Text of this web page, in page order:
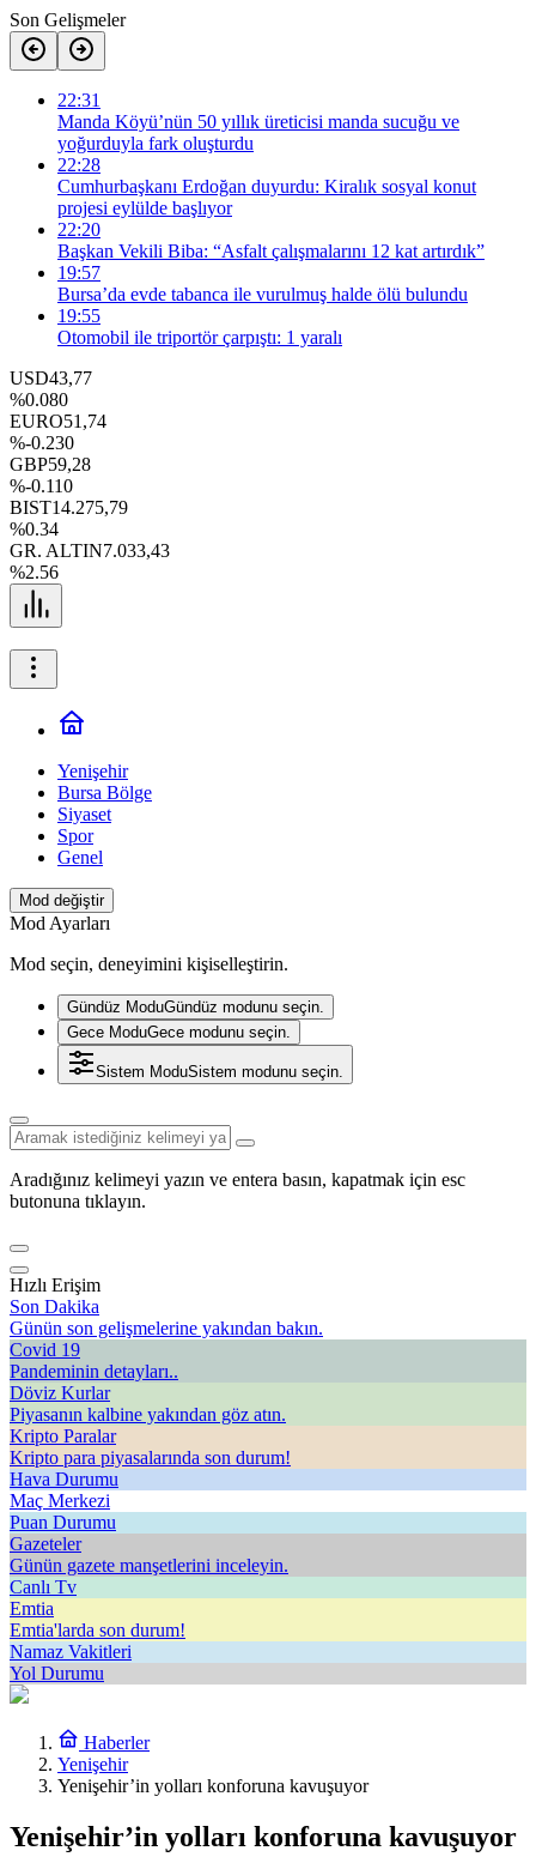
Son Gelişmeler
22:31
Manda Köyü’nün 50 yıllık üreticisi manda sucuğu ve
yoğurduyla fark oluşturdu
22:28
Cumhurbaşkanı Erdoğan duyurdu: Kiralık sosyal konut
projesi eylülde başlıyor
22:20
Başkan Vekili Biba: “Asfalt çalışmalarını 12 kat artırdık”
19:57
Bursa’da evde tabanca ile vurulmuş halde ölü bulundu
19:55
Otomobil ile triportör çarpıştı: 1 yaralı
USD43,77
%0.080
EURO51,74
%-0.230
GBP59,28
%-0.110
BIST14.275,79
%0.34
GR. ALTIN7.033,43
%2.56
Yenişehir
Bursa Bölge
Siyaset
Spor
Genel
Mod değiştir
Mod Ayarları
Mod seçin, deneyimini kişiselleştirin.
Gündüz ModuGündüz modunu seçin.
Gece ModuGece modunu seçin.
Sistem ModuSistem modunu seçin.
Aradığınız kelimeyi yazın ve entera basın, kapatmak için esc
butonuna tıklayın.
Hızlı Erişim
Son Dakika
Günün son gelişmelerine yakından bakın.
Covid 19
Pandeminin detayları..
Döviz Kurlar
Piyasanın kalbine yakından göz atın.
Kripto Paralar
Kripto para piyasalarında son durum!
Hava Durumu
Maç Merkezi
Puan Durumu
Gazeteler
Günün gazete manşetlerini inceleyin.
Canlı Tv
Emtia
Emtia'larda son durum!
Namaz Vakitleri
Yol Durumu
Haberler
Yenişehir
Yenişehir’in yolları konforuna kavuşuyor
Yenişehir’in yolları konforuna kavuşuyor